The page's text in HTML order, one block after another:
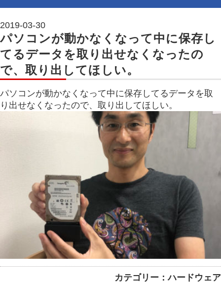
2019-03-30
パソコンが動かなくなって中に保存し
てるデータを取り出せなくなったの
で、取り出してほしい。
パソコンが動かなくなって中に保存してるデータを取
り出せなくなったので、取り出してほしい。
カテゴリー：ハードウェア